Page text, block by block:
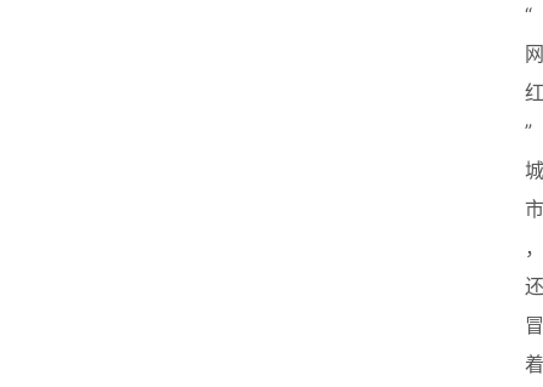
“
网
红
”
城
市
，
还
冒
着